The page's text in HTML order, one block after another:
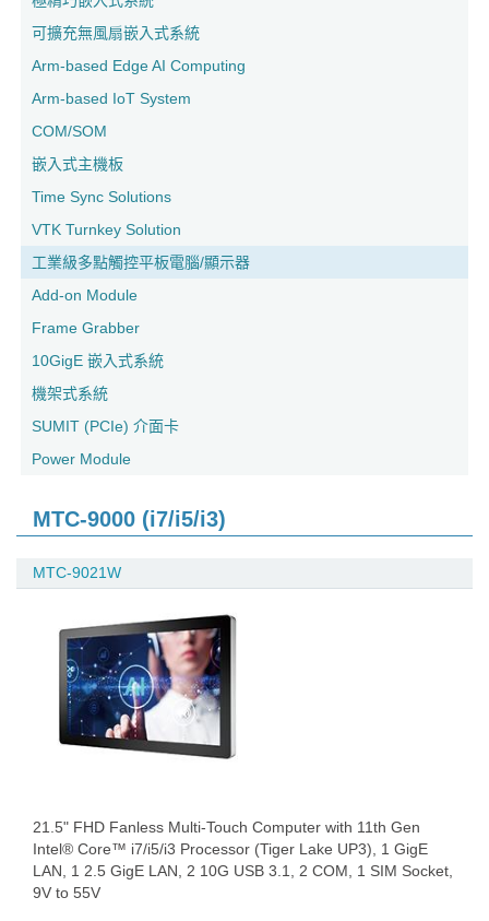
可擴充無風扇嵌入式系統
Arm-based Edge AI Computing
Arm-based IoT System
COM/SOM
嵌入式主機板
Time Sync Solutions
VTK Turnkey Solution
工業級多點觸控平板電腦/顯示器
Add-on Module
Frame Grabber
10GigE 嵌入式系統
機架式系統
SUMIT (PCIe) 介面卡
Power Module
MTC-9000 (i7/i5/i3)
MTC-9021W
21.5" FHD Fanless Multi-Touch Computer with 11th Gen
Intel® Core™ i7/i5/i3 Processor (Tiger Lake UP3), 1 GigE
LAN, 1 2.5 GigE LAN, 2 10G USB 3.1, 2 COM, 1 SIM Socket,
9V to 55V